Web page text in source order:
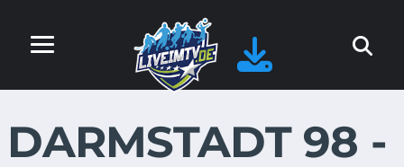
DARMSTADT 98 -